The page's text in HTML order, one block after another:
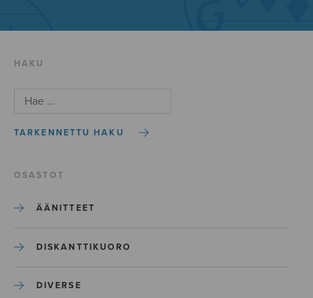
HAKU
TARKENNETTU HAKU
OSASTOT
ÄÄNITTEET
DISKANTTIKUORO
DIVERSE